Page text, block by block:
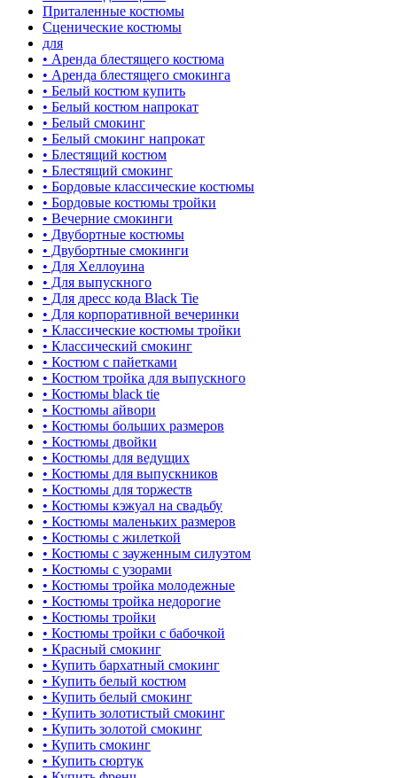
Приталенные костюмы
Сценические костюмы
для
• Аренда блестящего костюма
• Аренда блестящего смокинга
• Белый костюм купить
• Белый костюм напрокат
• Белый смокинг
• Белый смокинг напрокат
• Блестящий костюм
• Блестящий смокинг
• Бордовые классические костюмы
• Бордовые костюмы тройки
• Вечерние смокинги
• Двубортные костюмы
• Двубортные смокинги
• Для Хеллоуина
• Для выпускного
• Для дресс кода Black Tie
• Для корпоративной вечеринки
• Классические костюмы тройки
• Классический смокинг
• Костюм с пайетками
• Костюм тройка для выпускного
• Костюмы black tie
• Костюмы айвори
• Костюмы больших размеров
• Костюмы двойки
• Костюмы для ведущих
• Костюмы для выпускников
• Костюмы для торжеств
• Костюмы кэжуал на свадьбу
• Костюмы маленьких размеров
• Костюмы с жилеткой
• Костюмы с зауженным силуэтом
• Костюмы с узорами
• Костюмы тройка молодежные
• Костюмы тройка недорогие
• Костюмы тройки
• Костюмы тройки с бабочкой
• Красный смокинг
• Купить бархатный смокинг
• Купить белый костюм
• Купить белый смокинг
• Купить золотистый смокинг
• Купить золотой смокинг
• Купить смокинг
• Купить сюртук